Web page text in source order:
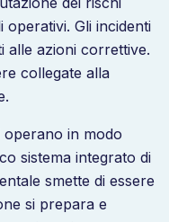
Gli incidenti
alle azioni correttive.
collegate alla
operano in modo
sistema integrato di
smette di essere
si prepara e